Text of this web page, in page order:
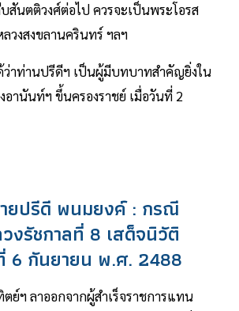
สันตติวงศ์ต่อไป ควรจะเป็นพระโอรส
วงสงขลานครินทร์ ฯลฯ
ว่าท่านปรีดีฯ เป็นผู้มีบทบาทสำคัญยิ่งใน
านันท์ฯ ขึ้นครองราชย์ เมื่อวันที่ 2
ยปรีดี พนมยงค์ : กรณี
งรัชกาลที่ 8 เสด็จนิวัติ
6 กันยายน พ.ศ. 2488
ตย์ฯ ลาออกจากผู้สำเร็จราชการแทน